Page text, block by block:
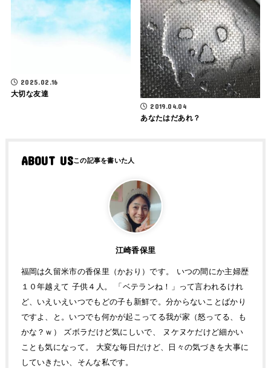
2025.02.16
大切な友達
2019.04.04
あなたはだあれ？
ABOUT US
江崎香保里
福岡は久留米市の香保里（かおり）です。 いつの間にか主婦歴
１０年越えて 子供４人。 「ベテランね！」って言われるけれ
ど、いえいえいつでもどの子も新鮮で。分からないことばかり
ですよ、と。いつでも何かが起こってる我が家（怒ってる、も
かな？ｗ） ズボラだけど気にしいで、 ヌケヌケだけど細かい
ことも気になって。 大変な毎日だけど、日々の気づきを大事に
していきたい、そんな私です。